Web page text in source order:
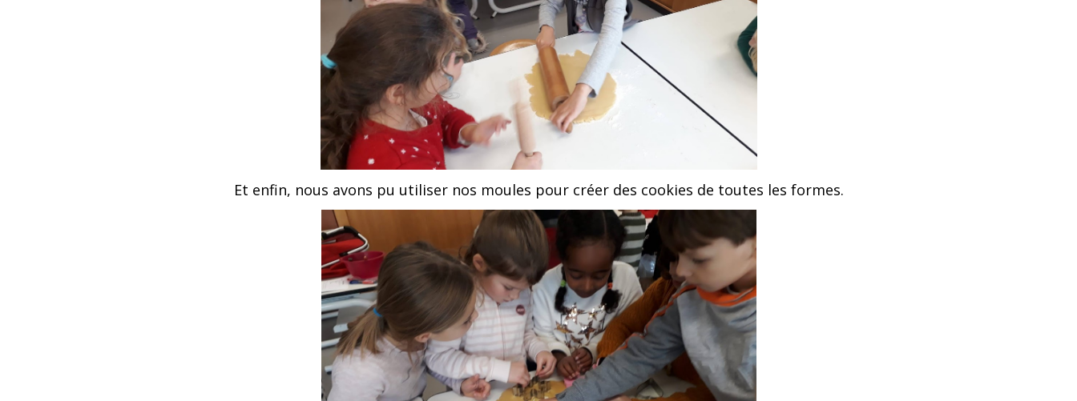
Et enfin, nous avons pu utiliser nos moules pour créer des cookies de toutes les formes.